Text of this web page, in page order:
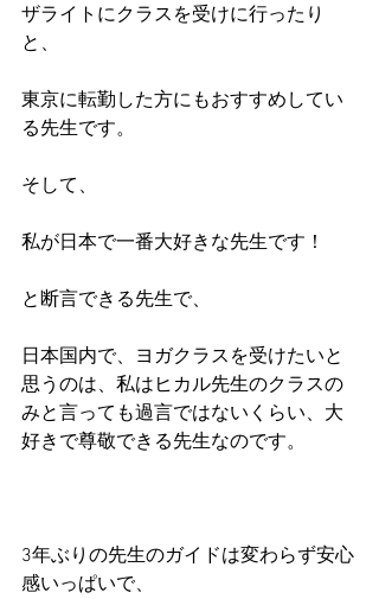
ザライトにクラスを受けに行ったり
と、
東京に転勤した方にもおすすめしてい
る先生です。
そして、
私が日本で一番大好きな先生です！
と断言できる先生で、
日本国内で、ヨガクラスを受けたいと
思うのは、私はヒカル先生のクラスの
みと言っても過言ではないくらい、大
好きで尊敬できる先生なのです。
3年ぶりの先生のガイドは変わらず安心
感いっぱいで、